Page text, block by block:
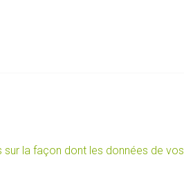
sur la façon dont les données de vos